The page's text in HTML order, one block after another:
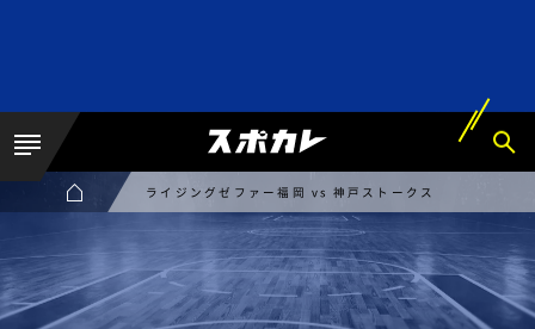
ライジングゼファー福岡 vs 神戸ストークス